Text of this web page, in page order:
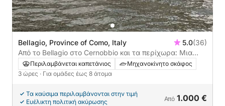
Bellagio, Province of Como, Italy 5.0(36)
Από το Bellagio στο Cernobbio και τα περίχωρα: Μια
3ωρη πολυτελής απόδραση στη λίμνη Κόμο
Περιλαμβάνεται καπετάνιος
Μηχανοκίνητο σκάφος
3 ώρες · Για ομάδες έως 8 άτομα
Τα καύσιμα περιλαμβάνονται στην τιμή
Ευέλικτη πολιτική ακύρωσης
Από 1.000 €